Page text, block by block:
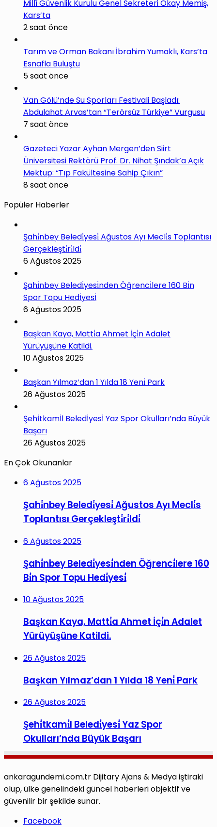
Millî Güvenlik Kurulu Genel Sekreteri Okay Memiş,
Kars’ta
2 saat önce
Tarım ve Orman Bakanı İbrahim Yumaklı, Kars’ta
Esnafla Buluştu
5 saat önce
Van Gölü’nde Su Sporları Festivali Başladı:
Abdulahat Arvas’tan “Terörsüz Türkiye” Vurgusu
7 saat önce
Gazeteci Yazar Ayhan Mergen’den Siirt
Üniversitesi Rektörü Prof. Dr. Nihat Şındak’a Açık
Mektup: “Tıp Fakültesine Sahip Çıkın”
8 saat önce
Popüler Haberler
Şahi̇nbey Beledi̇yesi̇ Ağustos Ayı Mecli̇s Toplantısı
Gerçekleşti̇ri̇ldi̇
6 Ağustos 2025
Şahi̇nbey Beledi̇yesi̇nden Öğrenci̇lere 160 Bi̇n
Spor Topu Hedi̇yesi̇
6 Ağustos 2025
Başkan Kaya, Matti̇a Ahmet İçi̇n Adalet
Yürüyüşüne Katildi.
10 Ağustos 2025
Başkan Yılmaz’dan 1 Yılda 18 Yeni̇ Park
26 Ağustos 2025
Şehi̇tkami̇l Beledi̇yesi̇ Yaz Spor Okulları’nda Büyük
Başarı
26 Ağustos 2025
En Çok Okunanlar
6 Ağustos 2025
Şahi̇nbey Beledi̇yesi̇ Ağustos Ayı Mecli̇s
Toplantısı Gerçekleşti̇ri̇ldi̇
6 Ağustos 2025
Şahi̇nbey Beledi̇yesi̇nden Öğrenci̇lere 160
Bi̇n Spor Topu Hedi̇yesi̇
10 Ağustos 2025
Başkan Kaya, Matti̇a Ahmet İçi̇n Adalet
Yürüyüşüne Katildi.
26 Ağustos 2025
Başkan Yılmaz’dan 1 Yılda 18 Yeni̇ Park
26 Ağustos 2025
Şehi̇tkami̇l Beledi̇yesi̇ Yaz Spor
Okulları’nda Büyük Başarı
ankaragundemi.com.tr Dijitary Ajans & Medya iştiraki
olup, ülke genelindeki güncel haberleri objektif ve
güvenilir bir şekilde sunar.
Facebook